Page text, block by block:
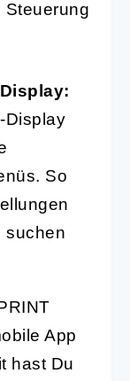
Steuerung
Display
So
suchen
App
hast Du